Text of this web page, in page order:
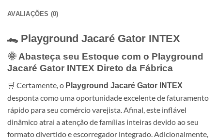
AVALIAÇÕES (0)
🐊 Playground Jacaré Gator INTEX
🌞 Abasteça seu Estoque com o Playground
Jacaré Gator INTEX Direto da Fábrica
🛒 Certamente, o Playground Jacaré Gator INTEX
desponta como uma oportunidade excelente de faturamento
rápido para seu comércio varejista. Afinal, este inflável
dinâmico atrai a atenção de famílias inteiras devido ao seu
formato divertido e escorregador integrado. Adicionalmente,